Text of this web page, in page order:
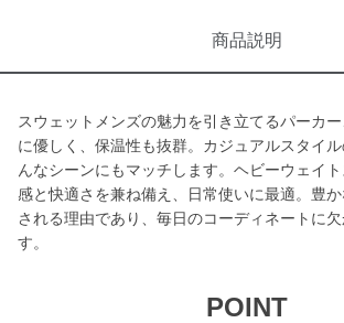
商品説明
スウェットメンズの魅力を引き立てるパーカ
に優しく、保温性も抜群。カジュアルスタイ
んなシーンにもマッチします。ヘビーウェイ
感と快適さを兼ね備え、日常使いに最適。豊
される理由であり、毎日のコーディネートに
す。
POINT